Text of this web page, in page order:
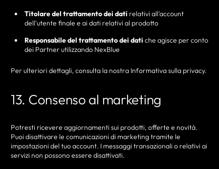
Titolare del trattamento dei dati relativi all'account
dell'utente finale e ai dati relativi al prodotto
Responsabile del trattamento dei dati che agisce per conto
dei Partner utilizzando NexBlue
Per ulteriori dettagli, consulta la nostra Informativa sulla privacy.
13. Consenso al marketing
Potresti ricevere aggiornamenti sui prodotti, offerte e novità.
Puoi disattivare le comunicazioni di marketing tramite le
impostazioni del tuo account. I messaggi transazionali o relativi ai
servizi non possono essere disattivati.